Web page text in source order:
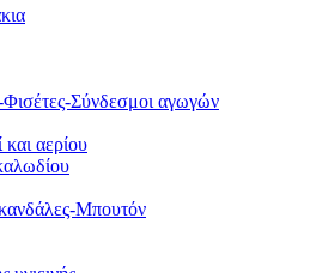
Σύνδεσμοι αγωγών
και αερίου
Μπουτόν